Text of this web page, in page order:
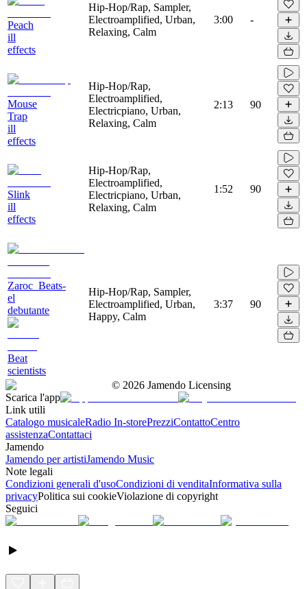
Peach
ill
effects
Hip-Hop/Rap, Sampler,
Electroamplified, Urban,
Relaxing, Calm
3:00 -
Mouse
Trap
ill
effects
Hip-Hop/Rap,
Electroamplified,
Electricpiano, Urban,
Relaxing, Calm
2:13 90
Slink
ill
effects
Hip-Hop/Rap,
Electroamplified,
Electricpiano, Urban,
Relaxing, Calm
1:52 90
Zaroc_Beats-
el
debutante
Beat
scientists
Hip-Hop/Rap, Sampler,
Electroamplified, Urban,
Happy, Calm
3:37 90
© 2026 Jamendo Licensing
Scarica l'app
Link utili
Catalogo musicaleRadio In-storePrezziContattoCentro
assistenzaContattaci
Jamendo
Jamendo per artistiJamendo Music
Note legali
Condizioni generali d'usoCondizioni di venditaInformativa sulla
privacyPolitica sui cookieViolazione di copyright
Seguici